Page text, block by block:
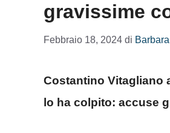
gravissime
Febbraio 18, 2024 di
Costantino Vitagliano
lo ha colpito: accuse